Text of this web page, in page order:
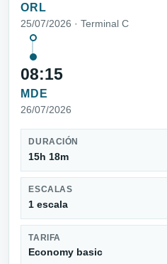
ORL
25/07/2026 · Terminal C
08:15
MDE
26/07/2026
DURACIÓN
15h 18m
ESCALAS
1 escala
TARIFA
Economy basic